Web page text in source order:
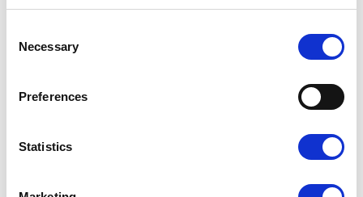
Selection
Necessary
Preferences
Statistics